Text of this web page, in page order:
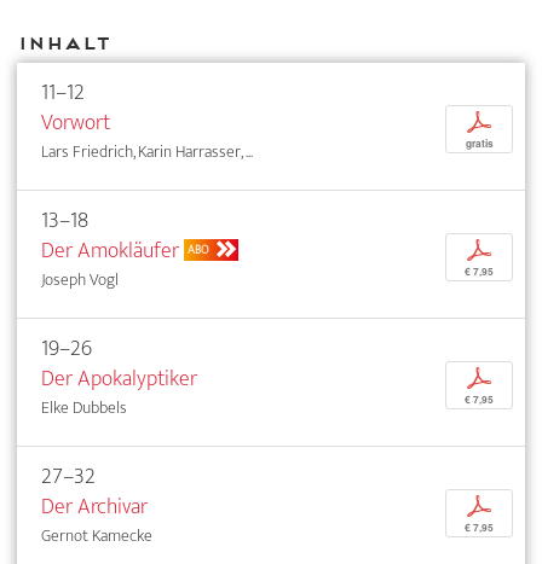
Inhalt
11–12
Vorwort
Lars Friedrich, Karin Harrasser, ...
p
gratis
13–18
Der Amokläufer ABO
Joseph Vogl
p
€ 7,95
19–26
Der Apokalyptiker
Elke Dubbels
p
€ 7,95
27–32
Der Archivar
Gernot Kamecke
p
€ 7,95